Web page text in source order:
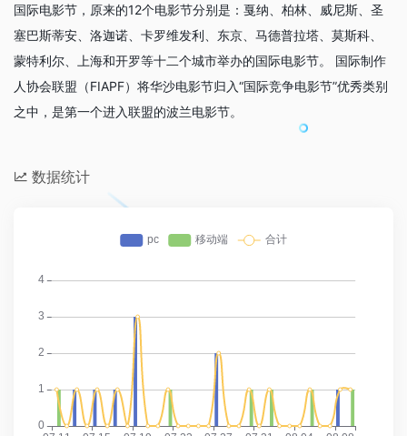
国际电影节，原来的12个电影节分别是：戛纳、柏林、威尼斯、圣
塞巴斯蒂安、洛迦诺、卡罗维发利、东京、马德普拉塔、莫斯科、
蒙特利尔、上海和开罗等十二个城市举办的国际电影节。 国际制作
人协会联盟（FIAPF）将华沙电影节归入“国际竞争电影节”优秀类别
之中，是第一个进入联盟的波兰电影节。
数据统计